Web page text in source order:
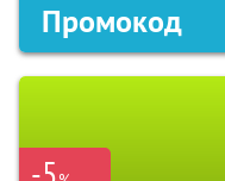
Промокод